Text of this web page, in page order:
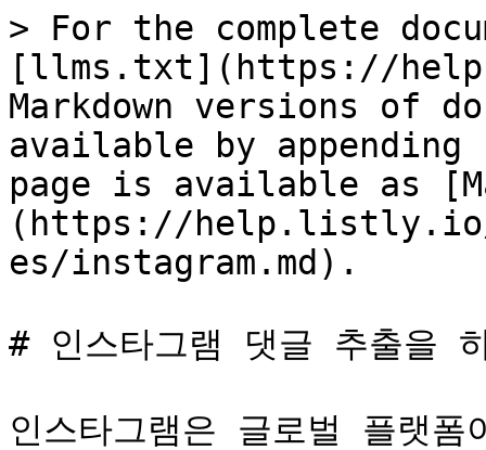
> For the complete
[llms.txt](https://
Markdown versions of
available by
page is available as
(https://help.listly.io/
es/instagram.md).
# 인스타그램 댓글 추출을
인스타그램은 글로벌 플랫